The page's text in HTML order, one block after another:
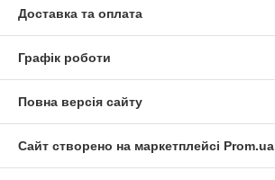
Доставка та оплата
Графік роботи
Повна версія сайту
Сайт створено на маркетплейсі Prom.ua